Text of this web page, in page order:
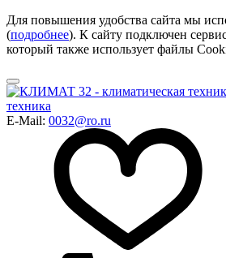
Для повышения удобства сайта мы
(подробнее). К сайту подключен
который также использует файлы
техника
E-Mail: 0032@ro.ru